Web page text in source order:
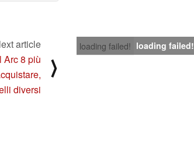
loading failed! loading failed!
article
Arc 8 più
diversi
⟩